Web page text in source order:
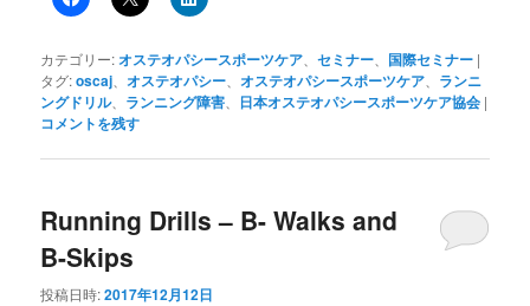
カテゴリー:オステオパシースポーツケア 、セミナー 国際セミナー |
タグ:oscaj 、オステオパシー 、オステオパシースポーツケア
ランニ
ングドリル、 ランニング障害 日本オステオパシースポーツケア協会 |
コメントを残す
Running Drills – B- Walks and
B-Skips
投稿日時:2017年12月12日